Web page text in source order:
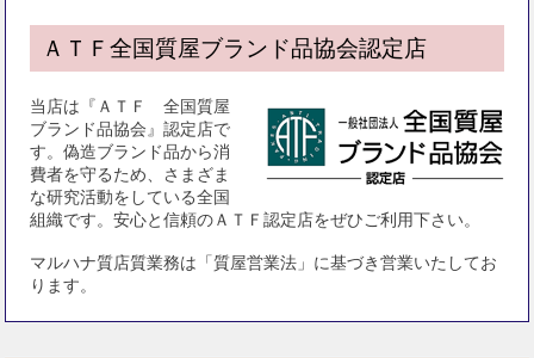
ＡＴＦ全国質屋ブランド品協会認定店
当店は『ＡＴＦ 全国質屋
ブランド品協会』認定店で
す。偽造ブランド品から消
費者を守るため、さまざま
な研究活動をしている全国
組織です。安心と信頼のＡＴＦ認定店をぜひご利用下さい。
マルハナ質店質業務は「質屋営業法」に基づき営業いたしてお
ります。